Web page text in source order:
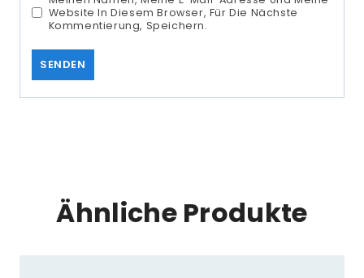
Website In Diesem Browser, Für Die Nächste
Kommentierung, Speichern.
Ähnliche Produkte